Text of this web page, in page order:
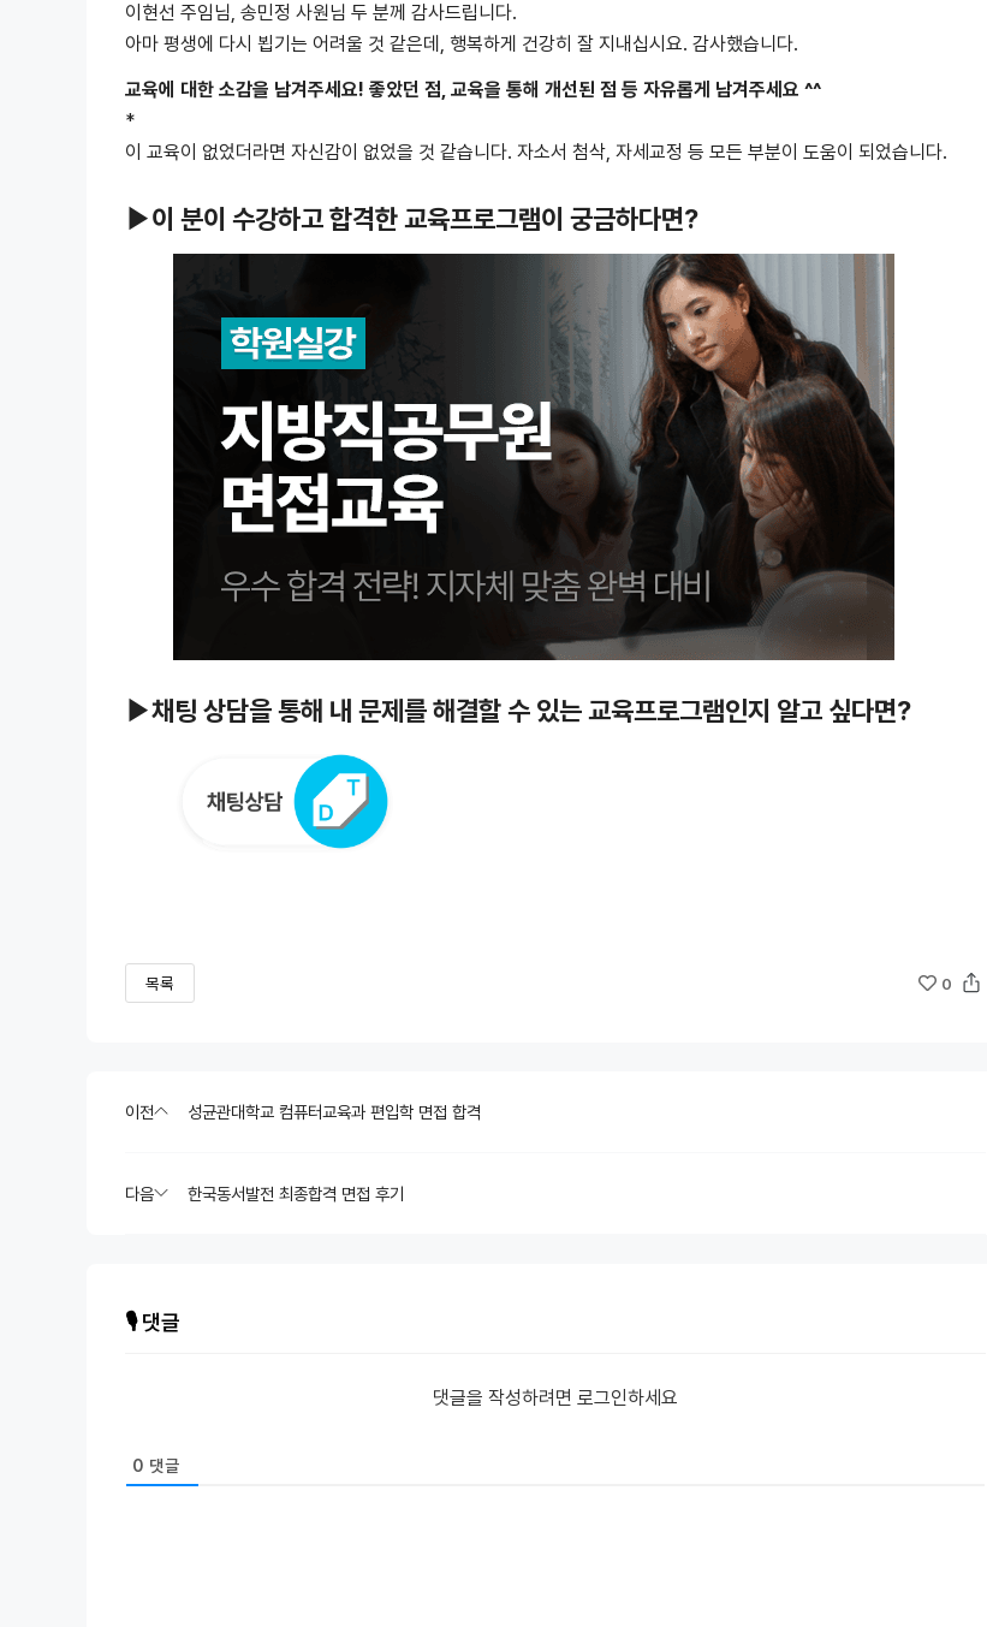
이현선 주임님, 송민정 사원님 두 분께 감사드립니다.
아마 평생에 다시 뵙기는 어려울 것 같은데, 행복하게 건강히 잘 지내십시요. 감사했습니다.
교육에 대한 소감을 남겨주세요! 좋았던 점, 교육을 통해 개선된 점 등 자유롭게 남겨주세요 ^^
*
이 교육이 없었더라면 자신감이 없었을 것 같습니다. 자소서 첨삭, 자세교정 등 모든 부분이 도움이 되었습니다.
▶이 분이 수강하고 합격한 교육프로그램이 궁금하다면?
▶채팅 상담을 통해 내 문제를 해결할 수 있는 교육프로그램인지 알고 싶다면?
목록 0
이전 성균관대학교 컴퓨터교육과 편입학 면접 합격
다음 한국동서발전 최종합격 면접 후기
🎙️ 댓글
댓글을 작성하려면 로그인하세요
0 댓글